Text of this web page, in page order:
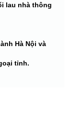
lau nhà thông
Hà Nội và
tỉnh.